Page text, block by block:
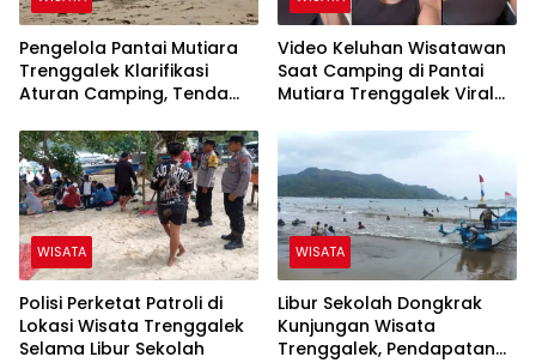
Pengelola Pantai Mutiara
Trenggalek Klarifikasi
Aturan Camping, Tenda
07.00 WIB Saat Akhir Pekan
Video Keluhan Wisatawan
Saat Camping di Pantai
Mutiara Trenggalek Viral
WISATA
Polisi Perketat Patroli di
Lokasi Wisata Trenggalek
Selama Libur Sekolah
WISATA
Libur Sekolah Dongkrak
Kunjungan Wisata
Trenggalek, Pendapatan